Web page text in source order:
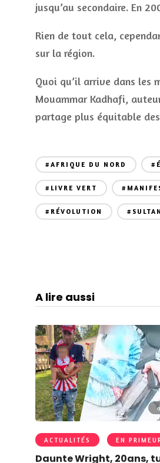
jusqu’au secondaire. En
Rien de tout cela,
sur la région.
Quoi qu’il arrive dans les
Mouammar Kadhafi,
partage plus équitable
#AFRIQUE DU NORD
#LIVRE VERT
#RÉVOLUTION #SULTAN
A lire aussi
ACTUALITÉS EN
Daunte Wright, 20ans,